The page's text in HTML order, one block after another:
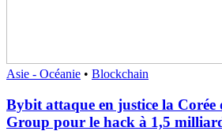
Asie - Océanie • Blockchain
Bybit attaque en justice la
Group pour le hack à 1,5